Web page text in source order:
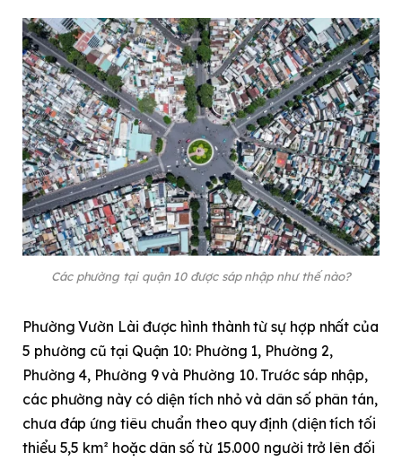
Các phường tại quận 10 được sáp nhập như thế nào?
Phường Vườn Lài được hình thành từ sự hợp nhất của
5 phường cũ tại Quận 10: Phường 1, Phường 2,
Phường 4, Phường 9 và Phường 10. Trước sáp nhập,
các phường này có diện tích nhỏ và dân số phân tán,
chưa đáp ứng tiêu chuẩn theo quy định (diện tích tối
thiểu 5,5 km² hoặc dân số từ 15.000 người trở lên đối